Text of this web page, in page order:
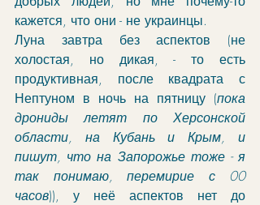
кажется, что они - не украинцы.
Луна завтра без аспектов (не
холостая, но дикая, - то есть
продуктивная, после квадрата с
Нептуном в ночь на пятницу (пока
дрониды летят по Херсонской
области, на Кубань и Крым, и
пишут, что на Запорожье тоже - я
так понимаю, перемирие с 00
часов)), у неё аспектов нет до